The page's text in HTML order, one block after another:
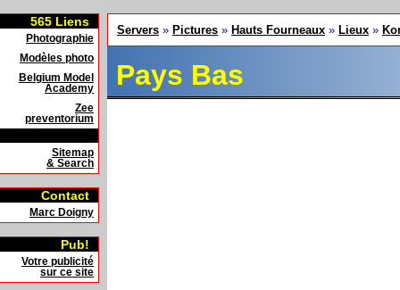
<>
565 Liens
Photographie
Modèles photo
Belgium Model
Academy
Zee
preventorium
Sitemap
& Search
Contact
Marc Doigny
Pub!
Votre publicité
sur ce site
Pays Bas
Servers » Pictures » Hauts Fourneaux » Lieux »